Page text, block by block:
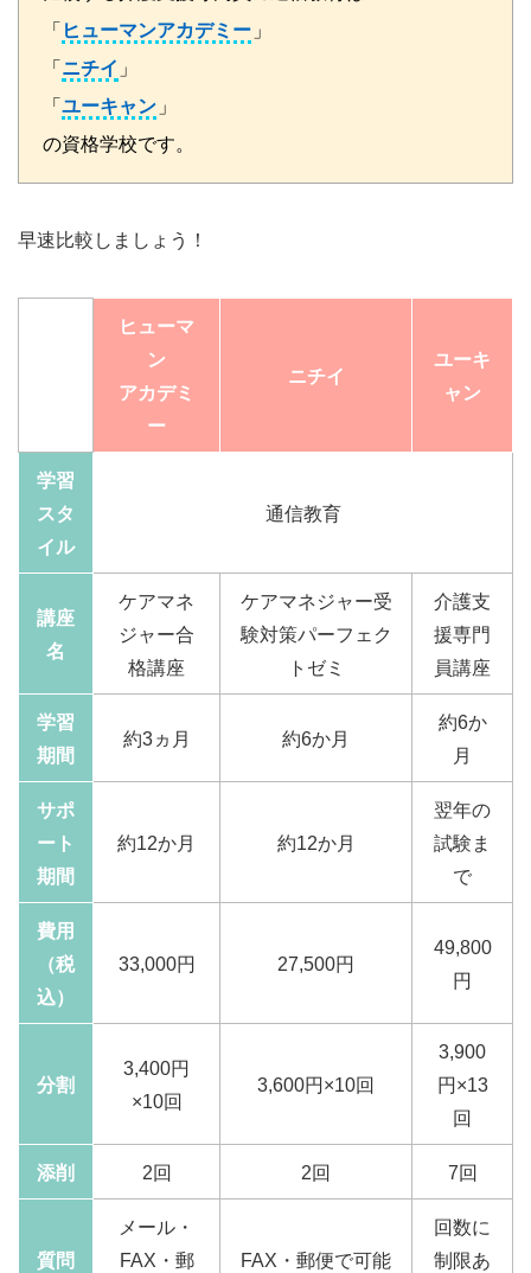
「 ヒューマンアカデミー 」
「 ニチイ 」
「 ユーキャン 」
の資格学校です。
早速比較しましょう！
ヒューマ
ン
アカデミ
ー
ニチイ
ユーキ
ャン
学習
スタ
イル
通信教育
講座
名
ケアマネ
ジャー合
格講座
ケアマネジャー受
験対策パーフェク
トゼミ
介護支
援専門
員講座
学習
期間
約3ヵ月 約6か月
約6か
月
サポ
ート
期間
約12か月 約12か月
翌年の
試験ま
で
費用
（税
込）
33,000円 27,500円
49,800
円
分割
3,400円
×10回
3,600円×10回
3,900
円×13
回
添削 2回 2回 7回
質問
メール・
FAX・郵
FAX・郵便で可能
回数に
制限あ